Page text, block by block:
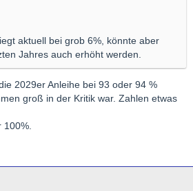
aktuell bei grob 6%, könnte aber
Jahres auch erhöht werden.
2029er Anleihe bei 93 oder 94 %
groß in der Kritik war. Zahlen etwas